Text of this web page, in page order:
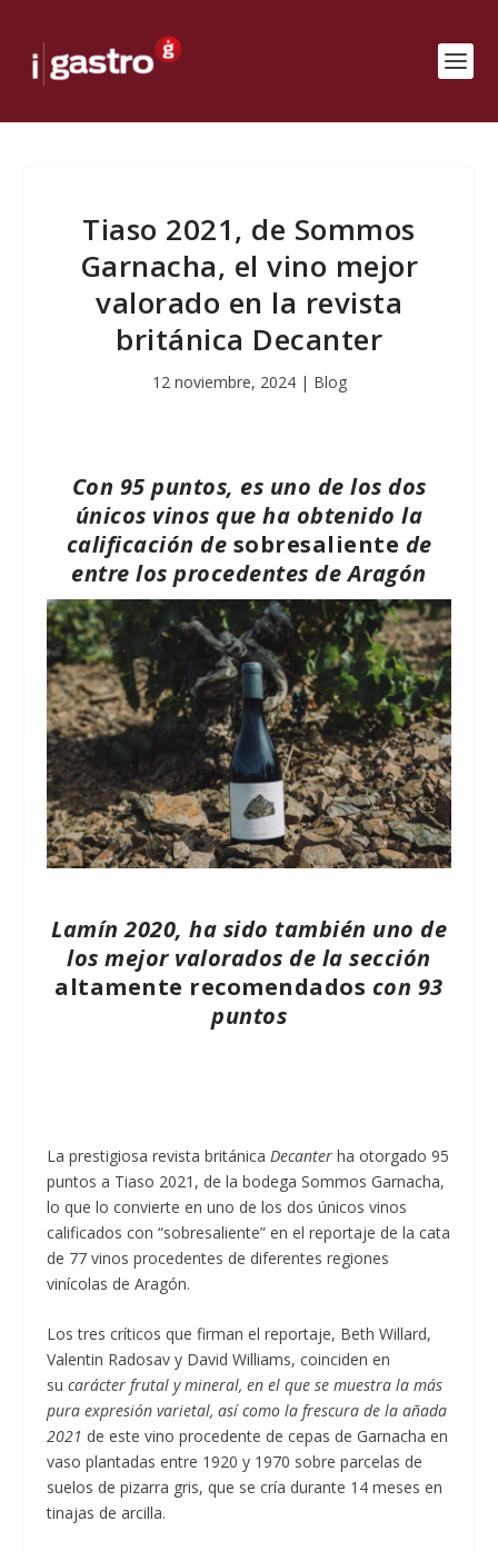
Tiaso 2021, de Sommos
Garnacha, el vino mejor
valorado en la revista
británica Decanter
12 noviembre, 2024| Blog
Con 95 puntos, es uno de los dos
únicos vinos que ha obtenido la
calificación de sobresaliente de
entre los procedentes de Aragón
Lamín 2020, ha sido también uno de
los mejor valorados de la sección
altamente recomendados con 93
puntos
La prestigiosa revista británicaDecanter ha otorgado 95
puntos a Tiaso 2021, de la bodega Sommos Garnacha,
lo que lo convierte en uno de los dos únicos vinos
calificados con “sobresaliente” en el reportaje de la cata
de 77 vinos procedentes de diferentes regiones
vinícolas de Aragón.
Los tres críticos que firman el reportaje, Beth Willard,
Valentin Radosav y David Williams, coinciden en
sucarácter frutal y mineral, en el que se muestra la más
pura expresión varietal, así como la frescura de la añada
2021 de este vino procedente de cepas de Garnacha en
vaso plantadas entre 1920 y 1970 sobre parcelas de
suelos de pizarra gris, que se cría durante 14 meses en
tinajas de arcilla.